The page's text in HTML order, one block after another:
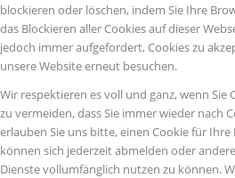
blockieren oder löschen, indem Sie Ihre
das Blockieren aller Cookies auf dieser
jedoch immer aufgefordert, Cookies zu
unsere Website erneut besuchen.
Wir respektieren es voll und ganz, wenn Sie
zu vermeiden, dass Sie immer wieder nach
erlauben Sie uns bitte, einen Cookie für Ihre
können sich jederzeit abmelden oder
Dienste vollumfänglich nutzen zu können.